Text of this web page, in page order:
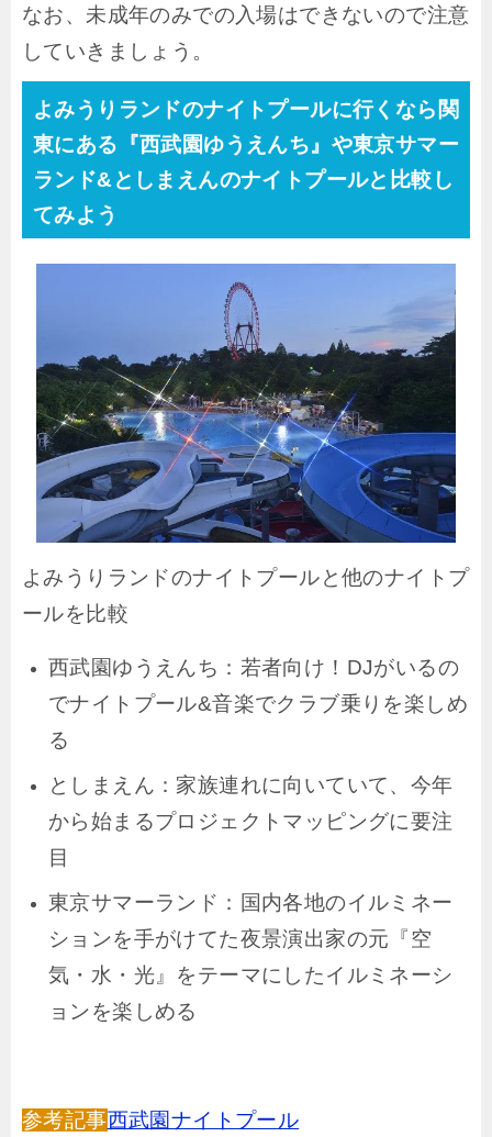
なお、未成年のみでの入場はできないので注意
していきましょう。
よみうりランドのナイトプールに行くなら関
東にある『西武園ゆうえんち』や東京サマー
ランド&としまえんのナイトプールと比較し
てみよう
よみうりランドのナイトプールと他のナイトプ
ールを比較
西武園ゆうえんち：若者向け！DJがいるの
でナイトプール&音楽でクラブ乗りを楽しめ
る
としまえん：家族連れに向いていて、今年
から始まるプロジェクトマッピングに要注
目
東京サマーランド：国内各地のイルミネー
ションを手がけてた夜景演出家の元『空
気・水・光』をテーマにしたイルミネーシ
ョンを楽しめる
参考記事西武園ナイトプール